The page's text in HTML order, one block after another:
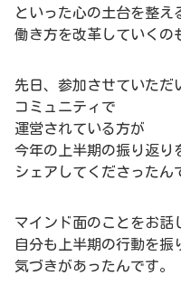
といった心の土台を整え
働き方を改革していくの
先日、参加させていただ
コミュニティで
運営されている方が
今年の上半期の振り返り
シェアしてくださったん
マインド面のことをお話
自分も上半期の行動を振
気づきがあったんです。